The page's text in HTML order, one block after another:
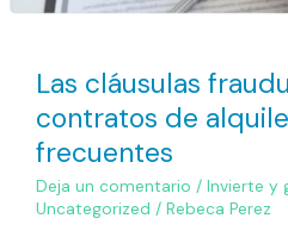
Las cláusulas
contratos de
frecuentes
Deja un comentario / Invierte y
Uncategorized / Rebeca Perez